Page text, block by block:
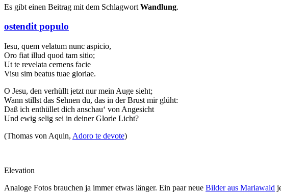
Es gibt einen Beitrag mit dem Schlagwort Wandlung.
ostendit populo
Iesu, quem velatum nunc aspicio,
Oro fiat illud quod tam sitio;
Ut te revelata cernens facie
Visu sim beatus tuae gloriae.
O Jesu, den verhüllt jetzt nur mein Auge sieht;
Wann stillst das Sehnen du, das in der Brust mir glüht:
Daß ich enthüllet dich anschau‘ von Angesicht
Und ewig selig sei in deiner Glorie Licht?
(Thomas von Aquin, Adoro te devote)
Elevation
Analoge Fotos brauchen ja immer etwas länger. Ein paar neue Bilder aus Mariawald